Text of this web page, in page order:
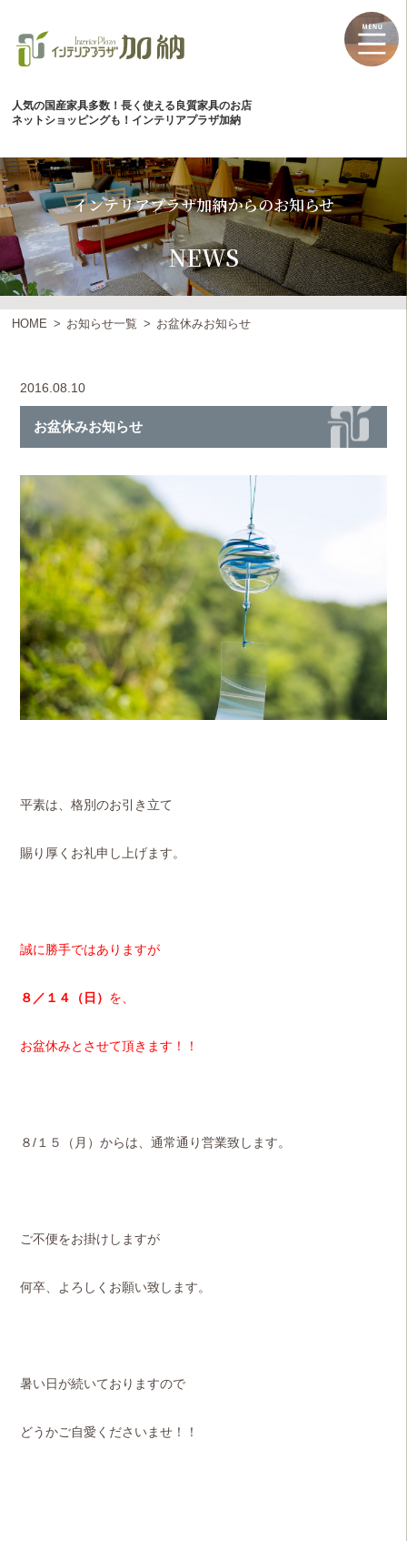
人気の国産家具多数！長く使える良質家具のお店
ネットショッピングも！インテリアプラザ加納
インテリアプラザ加納からのお知らせ
NEWS
HOME お知らせ一覧 お盆休みお知らせ
2016.08.10
お盆休みお知らせ
平素は、格別のお引き立て
賜り厚くお礼申し上げます。
誠に勝手ではありますが
８／１４（日） を、
お盆休みとさせて頂きます！！
８/１５（月）からは、通常通り営業致します。
ご不便をお掛けしますが
何卒、よろしくお願い致します。
暑い日が続いておりますので
どうかご自愛くださいませ！！